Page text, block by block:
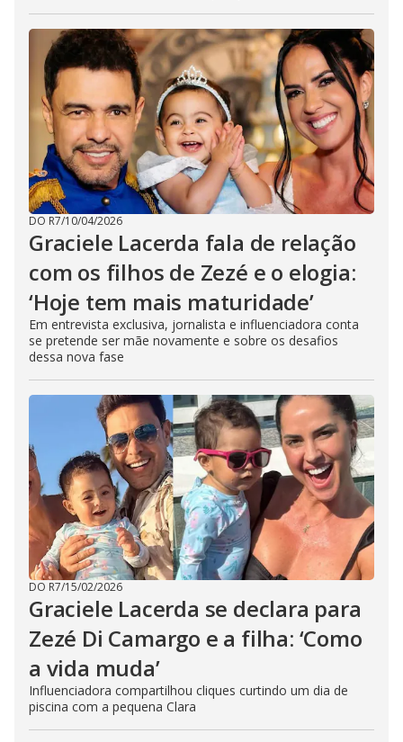
DO R7/10/04/2026
Graciele Lacerda fala de relação
com os filhos de Zezé e o elogia:
‘Hoje tem mais maturidade’
Em entrevista exclusiva, jornalista e influenciadora conta
se pretende ser mãe novamente e sobre os desafios
dessa nova fase
DO R7/15/02/2026
Graciele Lacerda se declara para
Zezé Di Camargo e a filha: ‘Como
a vida muda’
Influenciadora compartilhou cliques curtindo um dia de
piscina com a pequena Clara